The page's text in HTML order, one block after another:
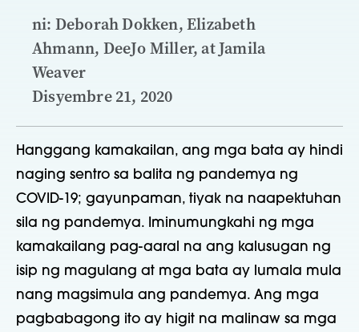
ni: Deborah Dokken, Elizabeth
Ahmann, DeeJo Miller, at Jamila
Weaver
Disyembre 21, 2020
Hanggang kamakailan, ang mga bata ay hindi
naging sentro sa balita ng pandemya ng
COVID-19; gayunpaman, tiyak na naapektuhan
sila ng pandemya. Iminumungkahi ng mga
kamakailang pag-aaral na ang kalusugan ng
isip ng magulang at mga bata ay lumala mula
nang magsimula ang pandemya. Ang mga
pagbabagong ito ay higit na malinaw sa mga